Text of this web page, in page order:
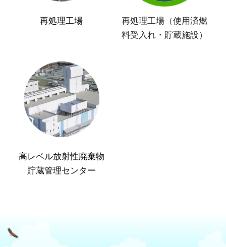
再処理工場
再処理工場（使用済燃
料受入れ・貯蔵施設）
高レベル放射性廃棄物
貯蔵管理センター